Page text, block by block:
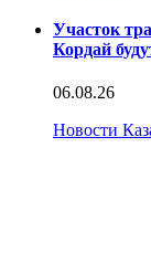
Участок
Кордай
06.08.26
Новости